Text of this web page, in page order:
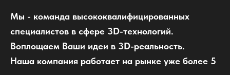
Мы - команда высококвалифицированных
специалистов в сфере 3D-технологий.
Воплощаем Ваши идеи в 3D-реальность.
Наша компания работает на рынке уже более 5